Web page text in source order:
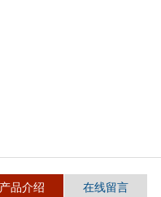
产品介绍 在线留言